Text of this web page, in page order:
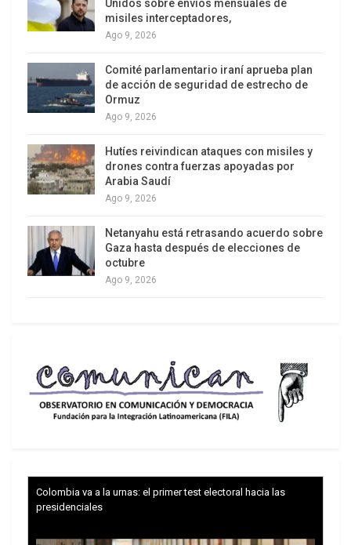
Unidos sobre envíos mensuales de
misiles interceptadores,
Ago 9, 2026
Comité parlamentario iraní aprueba plan
de acción de seguridad de estrecho de
Ormuz
Ago 9, 2026
Hutíes reivindican ataques con misiles y
drones contra fuerzas apoyadas por
Arabia Saudí
Ago 9, 2026
Netanyahu está retrasando acuerdo sobre
Gaza hasta después de elecciones de
octubre
Ago 9, 2026
Colombia va a la urnas: el primer test electoral hacia las
presidenciales